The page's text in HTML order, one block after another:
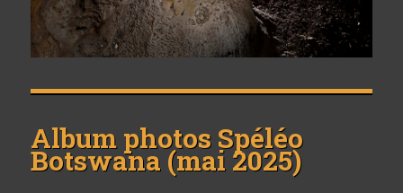
Album photos Spéléo
Botswana (mai 2025)